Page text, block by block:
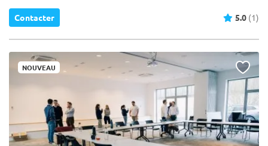
Contacter 5.0 (1)
NOUVEAU